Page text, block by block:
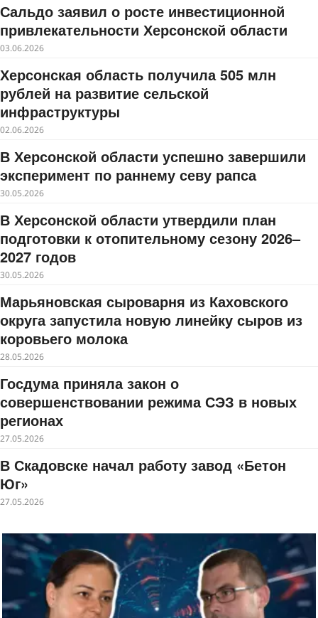
Сальдо заявил о росте инвестиционной
привлекательности Херсонской области
03.06.2026
Херсонская область получила 505 млн
рублей на развитие сельской
инфраструктуры
02.06.2026
В Херсонской области успешно завершили
эксперимент по раннему севу рапса
30.05.2026
В Херсонской области утвердили план
подготовки к отопительному сезону 2026–
2027 годов
30.05.2026
Марьяновская сыроварня из Каховского
округа запустила новую линейку сыров из
коровьего молока
28.05.2026
Госдума приняла закон о
совершенствовании режима СЭЗ в новых
регионах
27.05.2026
В Скадовске начал работу завод «Бетон
Юг»
27.05.2026